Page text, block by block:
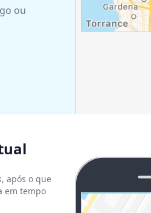
ou
após o que
em tempo